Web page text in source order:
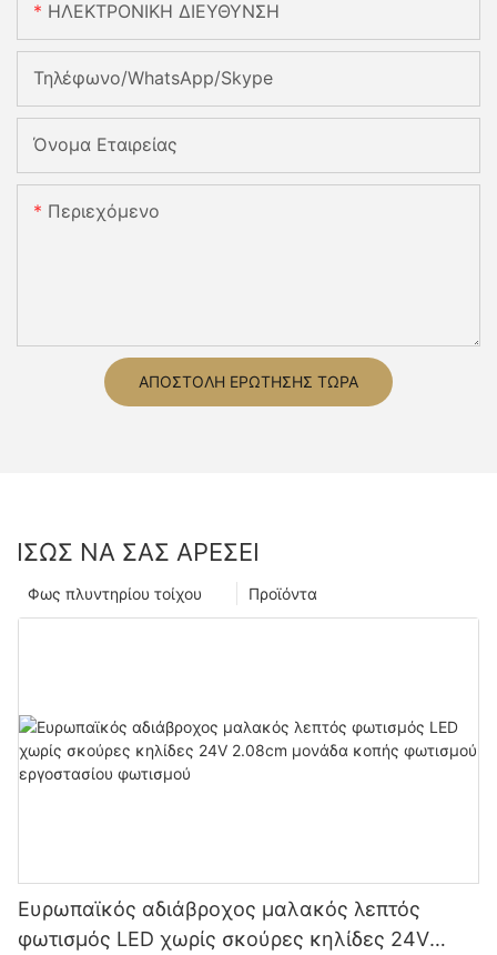
ΗΛΕΚΤΡΟΝΙΚΗ ΔΙΕΥΘΥΝΣΗ
Τηλέφωνο/WhatsApp/Skype
Όνομα Εταιρείας
Περιεχόμενο
ΑΠΟΣΤΟΛΉ ΕΡΏΤΗΣΗΣ ΤΏΡΑ
ΊΣΩΣ ΝΑ ΣΑΣ ΑΡΈΣΕΙ
Προϊόντα
Φως πλυντηρίου τοίχου
Ευρωπαϊκός αδιάβροχος μαλακός λεπτός
φωτισμός LED χωρίς σκούρες κηλίδες 24V